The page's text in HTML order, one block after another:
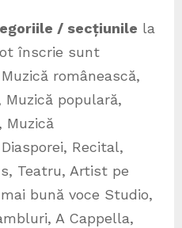
/ secțiunile la
înscrie sunt
românească,
populară,
Muzică
Recital,
Teatru, Artist pe
bună voce Studio,
A Cappella,